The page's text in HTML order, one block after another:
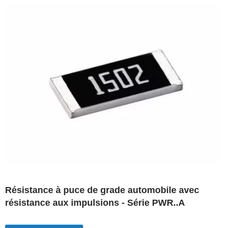
Résistance à puce de grade automobile avec
résistance aux impulsions - Série PWR..A